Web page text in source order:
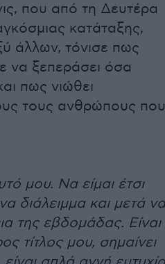
που από τη Δευτέρα
κατάταξης,
άλλων, τόνισε πως
να ξεπεράσει όσα
πως νιώθει
τους ανθρώπους που
μου. Να είμαι έτσι
διάλειμμα και μετά να
της εβδομάδας. Είναι
τίτλος μου, σημαίνει